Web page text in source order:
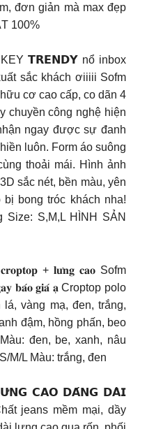
đơn giản mà max đẹp
100%
𝗧𝗥𝗘𝗡𝗗𝗬 nổ inbox
sắc khách ơiiiii Sofm
cơ cao cấp, co dãn 4
chuyền công nghệ hiện
ngay được sự đanh
luôn. Form áo suông
thoải mái. Hình ảnh
sắc nét, bền màu, yên
bong tróc khách nha!
S,M,L HÌNH SẢN
+ 𝐥𝐮̛𝐧𝐠 𝐜𝐚𝐨 Sofm
𝐛𝐚́𝐨 𝐠𝐢𝐚́ 𝐚̣ Croptop polo
vàng mạ, đen, trắng,
đậm, hồng phấn, beo
đen, be, xanh, nâu
M/L Màu: trắng, đen
𝗖𝗔𝗢 𝗗𝗔́𝗡𝗚 𝗗𝗔̀𝗜
jeans mềm mại, dầy